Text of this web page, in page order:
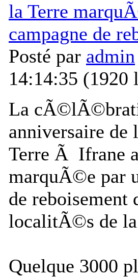
la Terre
campagne de
Posté par admin
14:14:35 (1920
La
anniversaire
Terre Ã Ifrane
marquÃ©e par
de reboisement
localitÃ©s de
Quelque 3000